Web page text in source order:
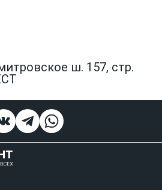
ш. 157, стр.